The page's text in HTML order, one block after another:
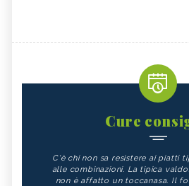
Cure
C'è chi non sa resistere ai piatti
alle combinazioni. La tipica
non è affatto un toccanasa. Il